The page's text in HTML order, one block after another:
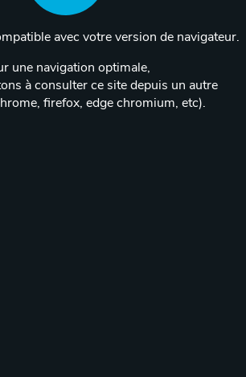
avec votre version de navigateur.
une navigation optimale,
à consulter ce site depuis un autre
firefox, edge chromium, etc).